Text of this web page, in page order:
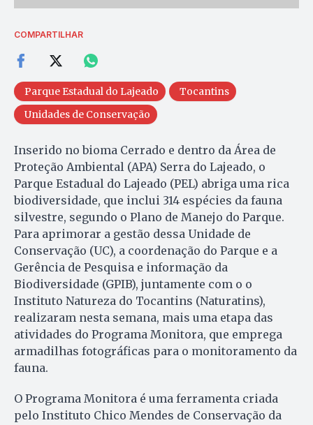
COMPARTILHAR
Parque Estadual do Lajeado
Tocantins
Unidades de Conservação
Inserido no bioma Cerrado e dentro da Área de
Proteção Ambiental (APA) Serra do Lajeado, o
Parque Estadual do Lajeado (PEL) abriga uma rica
biodiversidade, que inclui 314 espécies da fauna
silvestre, segundo o Plano de Manejo do Parque.
Para aprimorar a gestão dessa Unidade de
Conservação (UC), a coordenação do Parque e a
Gerência de Pesquisa e informação da
Biodiversidade (GPIB), juntamente com o o
Instituto Natureza do Tocantins (Naturatins),
realizaram nesta semana, mais uma etapa das
atividades do Programa Monitora, que emprega
armadilhas fotográficas para o monitoramento da
fauna.
O Programa Monitora é uma ferramenta criada
pelo Instituto Chico Mendes de Conservação da